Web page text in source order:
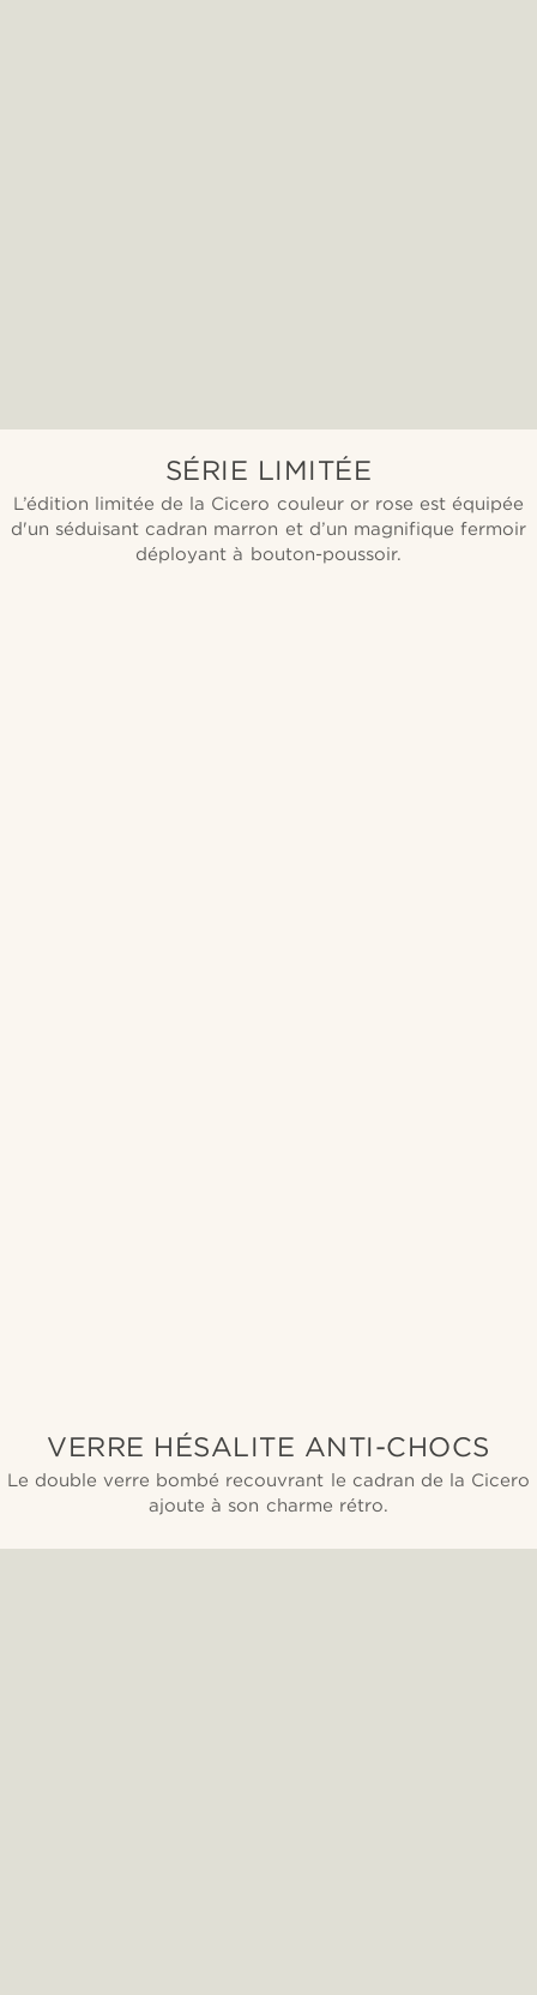
SÉRIE LIMITÉE
L’édition limitée de la Cicero couleur or rose est équipée
d'un séduisant cadran marron et d’un magnifique fermoir
déployant à bouton-poussoir.
VERRE HÉSALITE ANTI-CHOCS
Le double verre bombé recouvrant le cadran de la Cicero
ajoute à son charme rétro.